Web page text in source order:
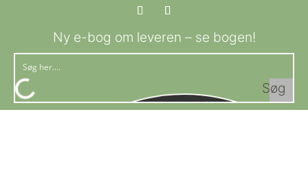
Ny e-bog om leveren – se bogen!
Søg